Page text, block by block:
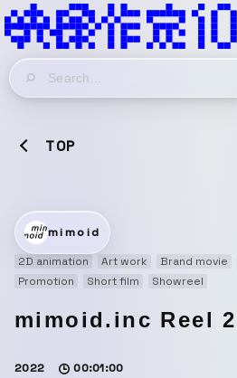
TOP
mimoid
2D animation
Art work Brand movie
Promotion
Short film Showreel
mimoid.inc Reel
2022 00:01:00